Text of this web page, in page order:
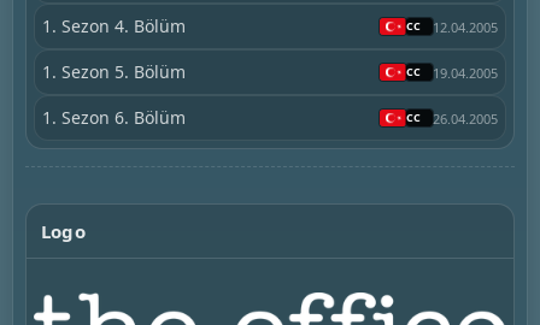
1. Sezon 4. Bölüm 12.04.2005
1. Sezon 5. Bölüm 19.04.2005
1. Sezon 6. Bölüm 26.04.2005
Logo